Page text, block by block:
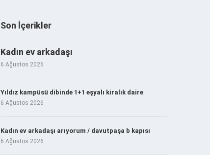
Son İçerikler
Kadın ev arkadaşı
6 Ağustos 2026
Yıldız kampüsü dibinde 1+1 eşyalı kiralık daire
6 Ağustos 2026
Kadın ev arkadaşı arıyorum / davutpaşa b kapısı
6 Ağustos 2026